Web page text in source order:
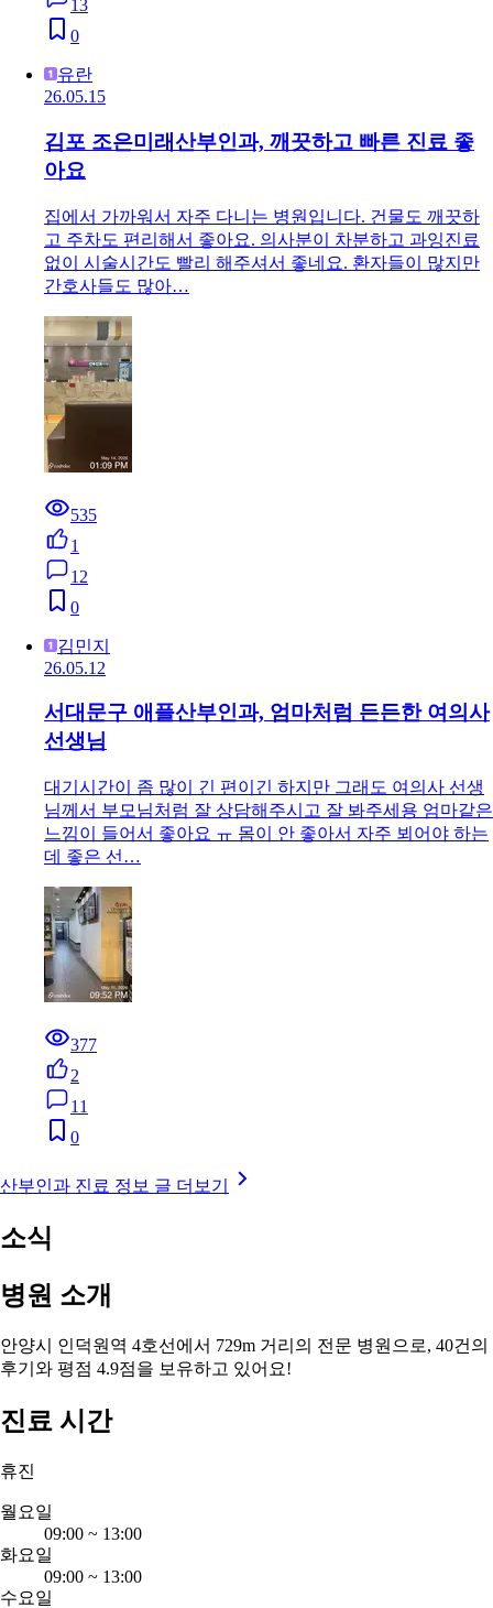
13
0
유란
26.05.15
김포 조은미래산부인과, 깨끗하고 빠른 진료 좋
아요
집에서 가까워서 자주 다니는 병원입니다. 건물도 깨끗하
고 주차도 편리해서 좋아요. 의사분이 차분하고 과잉진료
없이 시술시간도 빨리 해주셔서 좋네요. 환자들이 많지만
간호사들도 많아…
535
1
12
0
김민지
26.05.12
서대문구 애플산부인과, 엄마처럼 든든한 여의사
선생님
대기시간이 좀 많이 긴 편이긴 하지만 그래도 여의사 선생
님께서 부모님처럼 잘 상담해주시고 잘 봐주세용 엄마같은
느낌이 들어서 좋아요 ㅠ 몸이 안 좋아서 자주 뵈어야 하는
데 좋은 선…
377
2
11
0
산부인과 진료 정보 글 더보기
소식
병원 소개
안양시 인덕원역 4호선에서 729m 거리의 전문 병원으로, 40건의
후기와 평점 4.9점을 보유하고 있어요!
진료 시간
휴진
월요일
09:00 ~ 13:00
화요일
09:00 ~ 13:00
수요일